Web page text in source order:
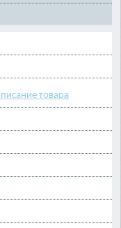
товара